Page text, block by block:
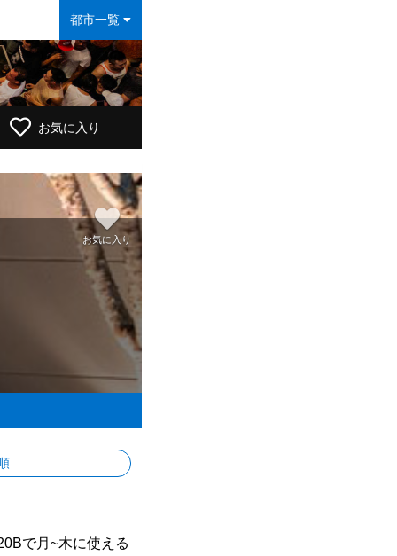
都市一覧
お気に入り
お気に入り
で月~木に使える